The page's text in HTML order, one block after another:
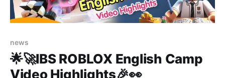
news
🌟🚀IBS ROBLOX English Camp
Video Highlights🎉👀